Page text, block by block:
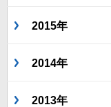
2015年
2014年
2013年